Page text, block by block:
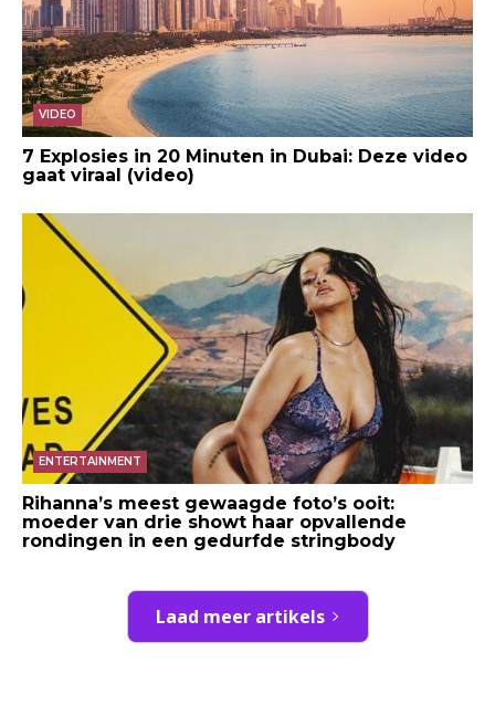
VIDEO
7 Explosies in 20 Minuten in Dubai: Deze video
gaat viraal (video)
ENTERTAINMENT
Rihanna’s meest gewaagde foto’s ooit:
moeder van drie showt haar opvallende
rondingen in een gedurfde stringbody
Laad meer artikels